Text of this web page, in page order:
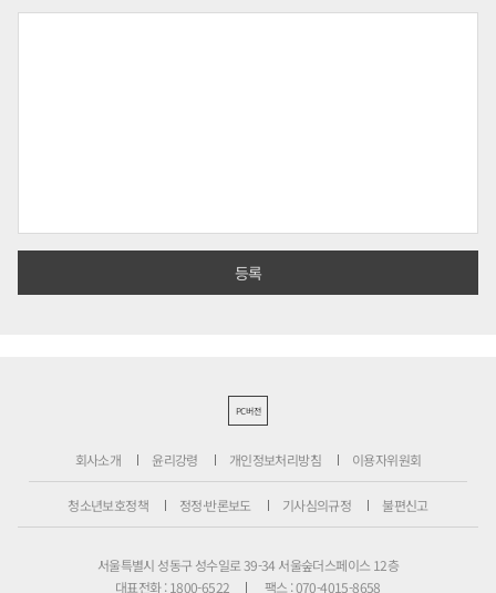
PC버전
회사소개 윤리강령 개인정보처리방침 이용자위원회
청소년보호정책 정정·반론보도 기사심의규정 불편신고
서울특별시 성동구 성수일로 39-34 서울숲더스페이스 12층
대표전화 : 1800-6522
팩스 : 070-4015-8658